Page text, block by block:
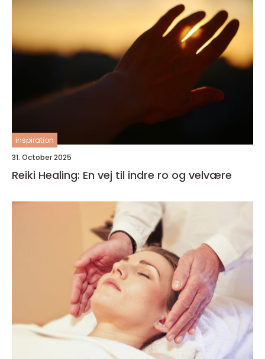
inspiration
31. October 2025
Reiki Healing: En vej til indre ro og velvære